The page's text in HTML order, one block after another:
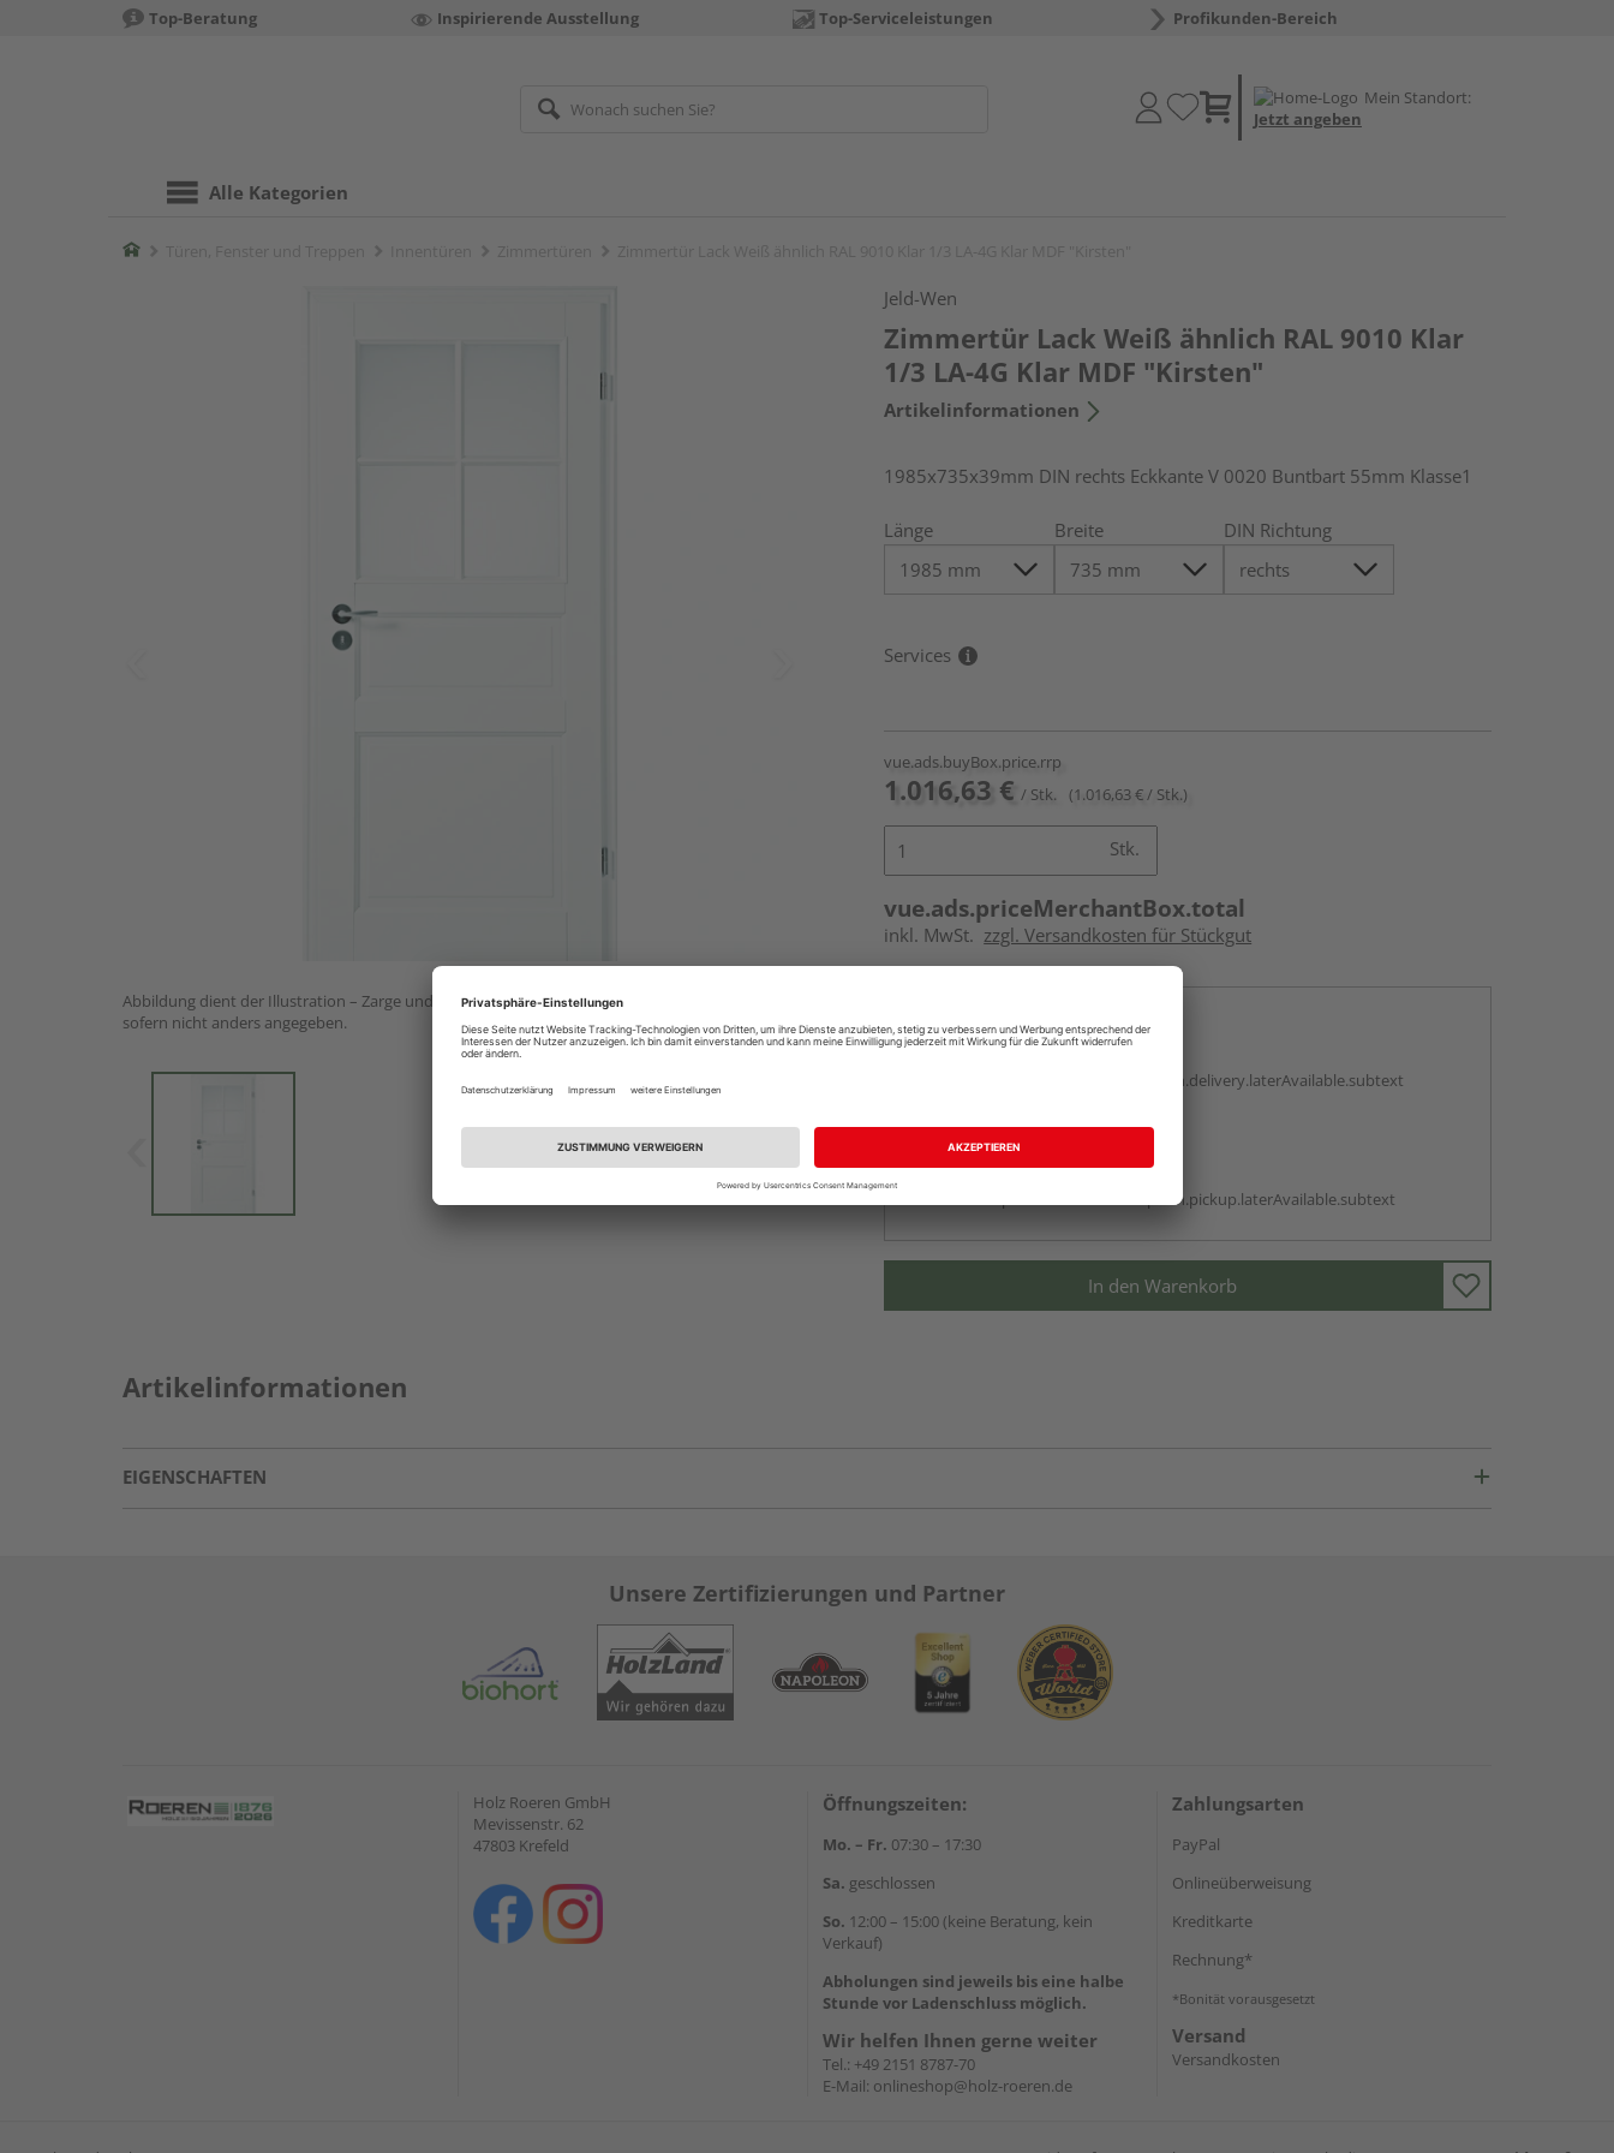
Top-Beratung Inspirierende Ausstellung Top-Serviceleistungen Profikunden-Bereich
Mein Standort:
Jetzt angeben
Alle Kategorien
Home
Abbildung dient der Illustration – Zarge und Drückergarnitur nicht im Lieferumfang enthalten,
sofern nicht anders angegeben.
Jeld-Wen
Zimmertür Lack Weiß ähnlich RAL 9010 Klar
1/3 LA-4G Klar MDF "Kirsten"
Artikelinformationen
1985x735x39mm DIN rechts Eckkante V 0020 Buntbart 55mm Klasse1
Länge Breite DIN Richtung
Services
vue.ads.buyBox.price.rrp
1.016,63 € / Stk. (1.016,63 € / Stk.)
Stk.
vue.ads.priceMerchantBox.total
inkl. MwSt. zzgl. Versandkosten für Stückgut
Online bestellen
vue.ads.priceMerchantBox.option.delivery.laterAvailable.subtext
Beim Händler abholen
vue.ads.priceMerchantBox.option.pickup.laterAvailable.subtext
In den Warenkorb
Artikelinformationen
EIGENSCHAFTEN
Unsere Zertifizierungen und Partner
Holz Roeren GmbH
Mevissenstr. 62
47803 Krefeld
Öffnungszeiten:
Mo. – Fr. 07:30 – 17:30
Sa. geschlossen
So. 12:00 – 15:00 (keine Beratung, kein
Verkauf)
Abholungen sind jeweils bis eine halbe
Stunde vor Ladenschluss möglich.
Wir helfen Ihnen gerne weiter
Tel.: +49 2151 8787-70
E-Mail: onlineshop@holz-roeren.de
Zahlungsarten
PayPal
Onlineüberweisung
Kreditkarte
Rechnung*
*Bonität vorausgesetzt
Versand
Versandkosten